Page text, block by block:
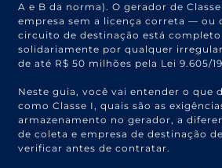
A e B da norma). O gerador de
empresa sem a licença correta — ou
circuito de destinação está
solidariamente por qualquer
de até R$ 50 milhões pela Lei 9.605/
Neste guia, você vai entender o que
como Classe I, quais são as
armazenamento no gerador, a
de coleta e empresa de destinação
verificar antes de contratar.